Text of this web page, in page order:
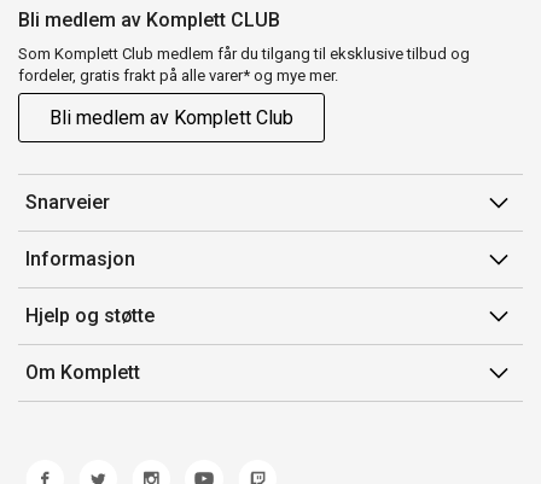
Bli medlem av Komplett CLUB
Som Komplett Club medlem får du tilgang til eksklusive tilbud og
fordeler, gratis frakt på alle varer* og mye mer.
Bli medlem av Komplett Club
Snarveier
Min side
Ordreoversikt
Flex
Komplett Club
Informasjon
Salgsbetingelser
Medlemsvilkår for Komplett Club
Merker/produsent
Hjelp og støtte
Kontakt oss
Kundeservice
Retur
Om Komplett